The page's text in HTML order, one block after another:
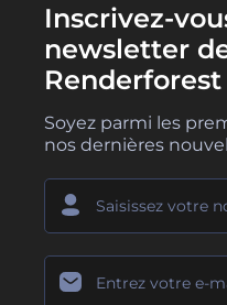
Inscrivez-
newsletter
Renderforest
Soyez parmi les
nos dernières